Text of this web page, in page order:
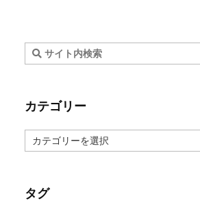
カテゴリー
テ
ー
タグ